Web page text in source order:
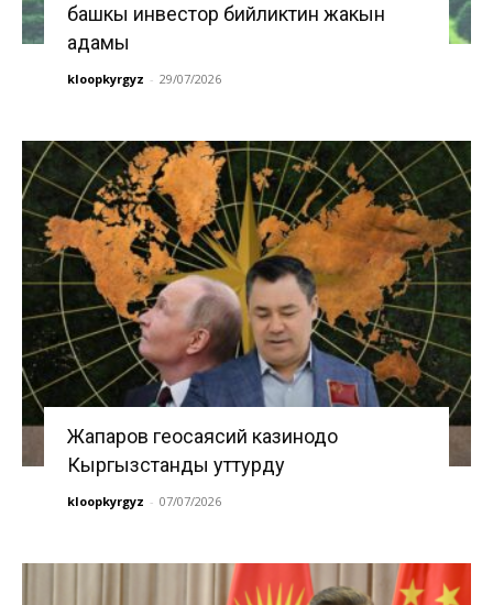
башкы инвестор бийликтин жакын
адамы
kloopkyrgyz - 29/07/2026
Жапаров геосаясий казинодо
Кыргызстанды уттурду
kloopkyrgyz - 07/07/2026